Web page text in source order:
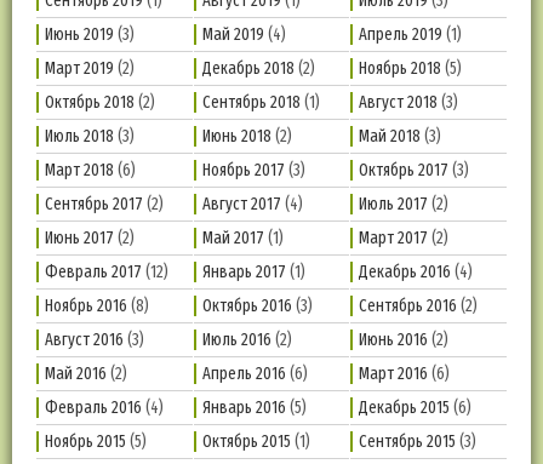
Июнь 2019 (3) Май 2019 (4) Апрель 2019 (1)
Март 2019 (2) Декабрь 2018 (2) Ноябрь 2018 (5)
Октябрь 2018 (2) Сентябрь 2018 (1) Август 2018 (3)
Июль 2018 (3) Июнь 2018 (2) Май 2018 (3)
Март 2018 (6) Ноябрь 2017 (3) Октябрь 2017 (3)
Сентябрь 2017 (2) Август 2017 (4) Июль 2017 (2)
Июнь 2017 (2) Май 2017 (1) Март 2017 (2)
Февраль 2017 (12) Январь 2017 (1) Декабрь 2016 (4)
Ноябрь 2016 (8) Октябрь 2016 (3) Сентябрь 2016 (2)
Август 2016 (3) Июль 2016 (2) Июнь 2016 (2)
Май 2016 (2) Апрель 2016 (6) Март 2016 (6)
Февраль 2016 (4) Январь 2016 (5) Декабрь 2015 (6)
Ноябрь 2015 (5) Октябрь 2015 (1) Сентябрь 2015 (3)